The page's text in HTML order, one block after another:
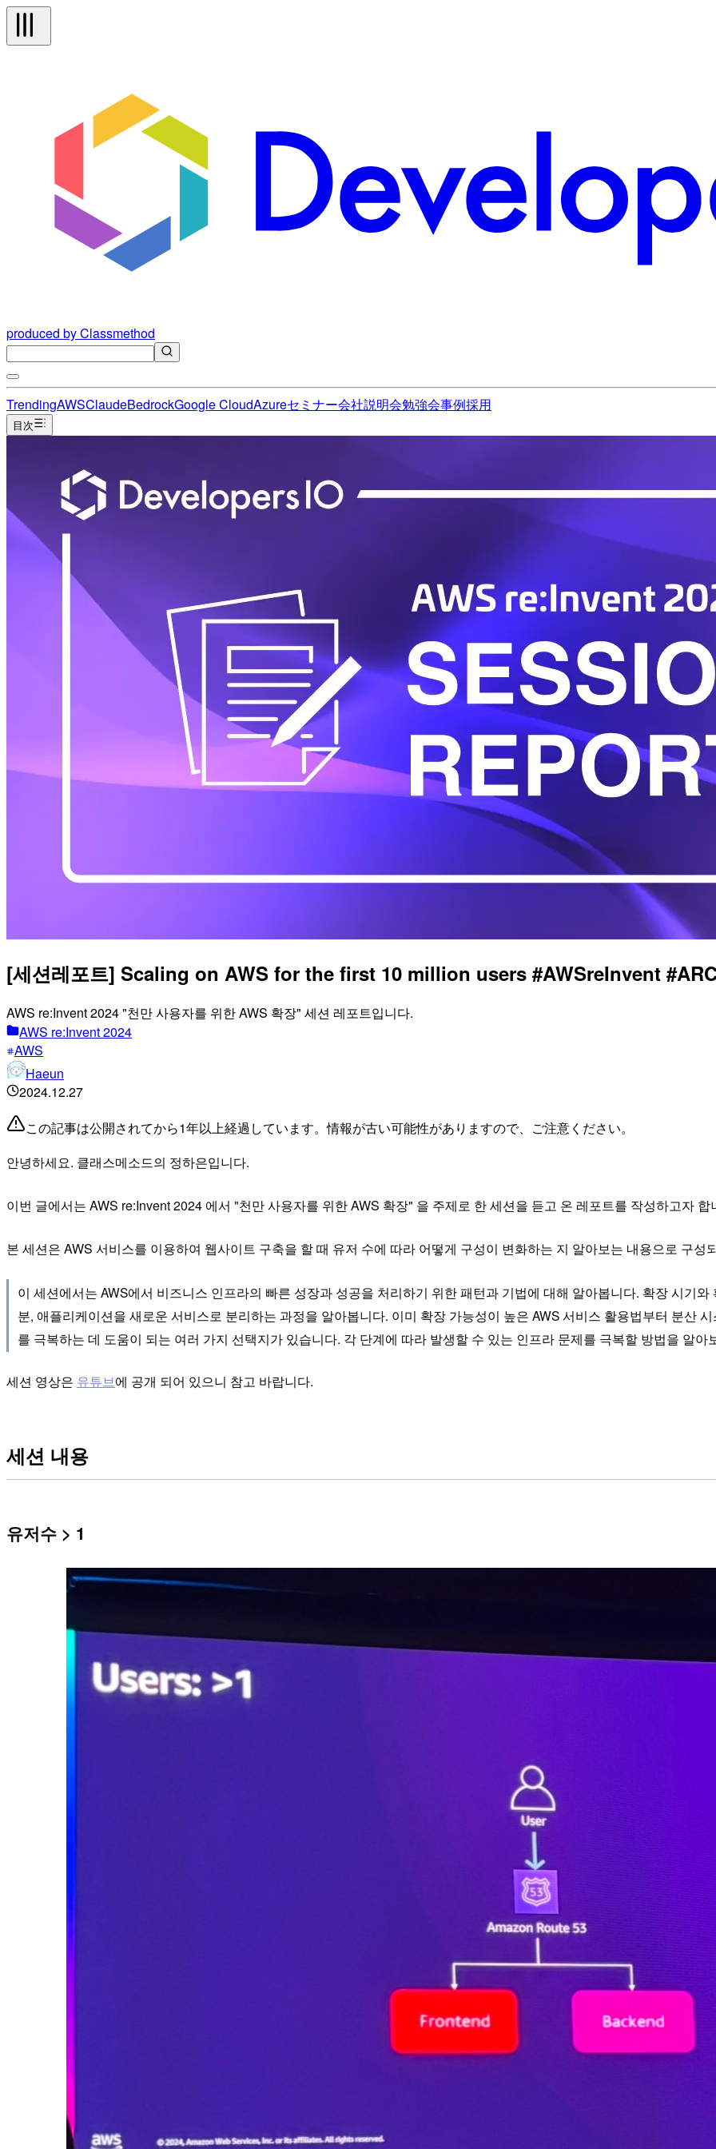
produced by Classmethod
TrendingAWSClaudeBedrockGoogle CloudAzureセミナー会社説明会勉強会事例採用
目次
[세션레포트] Scaling on AWS for the first 10 million users #AWSreInvent
AWS re:Invent 2024 "천만 사용자를 위한 AWS 확장" 세션 레포트입니다.
AWS re:Invent 2024
AWS
Haeun
2024.12.27
この記事は公開されてから1年以上経過しています。情報が古い可能性がありますので、ご注意ください。
안녕하세요. 클래스메소드의 정하은입니다.
이번 글에서는 AWS re:Invent 2024 에서 "천만 사용자를 위한 AWS 확장" 을 주제로 한 세션을 듣고 온 레포트를 작성하고자 합
본 세션은 AWS 서비스를 이용하여 웹사이트 구축을 할 때 유저 수에 따라 어떻게 구성이 변화하는 지 알아보는 내용으로 구성
이 세션에서는 AWS에서 비즈니스 인프라의 빠른 성장과 성공을 처리하기 위한 패턴과 기법에 대해 알아봅니다. 확장 시기
분, 애플리케이션을 새로운 서비스로 분리하는 과정을 알아봅니다. 이미 확장 가능성이 높은 AWS 서비스 활용법부터 분산
를 극복하는 데 도움이 되는 여러 가지 선택지가 있습니다. 각 단계에 따라 발생할 수 있는 인프라 문제를 극복할 방법을 알아
세션 영상은 유튜브에 공개 되어 있으니 참고 바랍니다.
세션 내용
유저수 > 1